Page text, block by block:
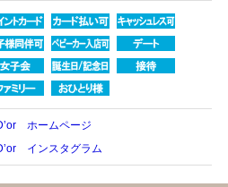
ホームページ
インスタグラム